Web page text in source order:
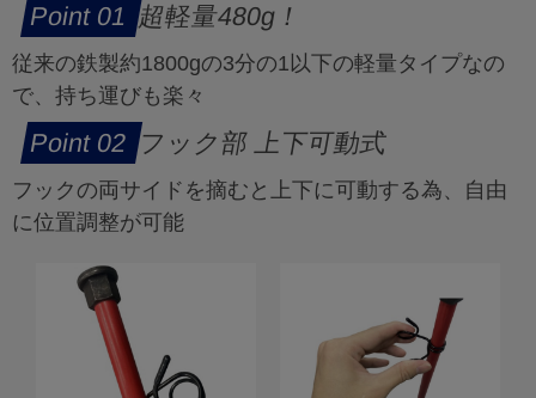
超軽量480g！
従来の鉄製約1800gの3分の1以下の軽量タイプなの
で、持ち運びも楽々
フック部 上下可動式
フックの両サイドを摘むと上下に可動する為、自由
に位置調整が可能